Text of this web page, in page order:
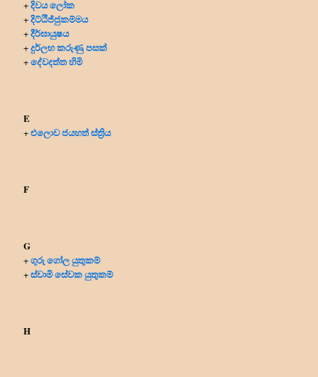
+දිවය ලෝක
+දිට්ඨිජ්ජුකම්මය
+දීර්ඝායුෂය
+දුර්ලභ කරුණු පසක්
+දේවදත්ත හිමි
E
+එලොව ජයහත් ස්ත්‍රිය
F
G
+ගුරු ගෝල යුතුකම්
+ස්වාමි සේවක යුතුකම්
H